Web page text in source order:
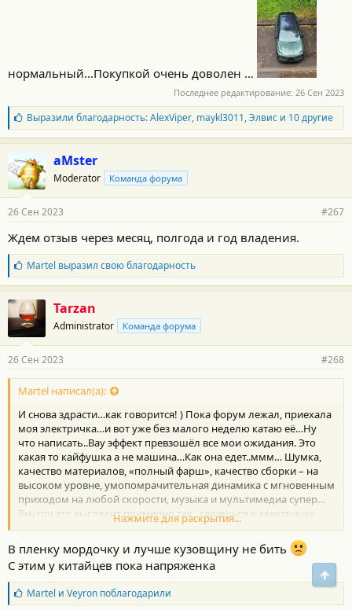
нормальный…Покупкой очень доволен …
Последнее редактирование: 26 Сен 2023
Б
л
а
о
д
а
н
с
т
и
:
Выразили благодарность:AlexViper, maykl3011,Элвиси 10 другие
aMster
Moderator Команда форума
26 Сен 2023 #267
Ждем отзыв через месяц, полгода и год владения.
Б
л
а
г
о
д
а
н
о
с
и
:
Martel выразил свою благодарность
Tarzan
Administrator Команда форума
26 Сен 2023 #268
Martel написал(а):
И снова здрасти…как говорится! ) Пока форум лежал, приехала
моя электричка…и вот уже без малого неделю катаю её…Ну
что написать..Вау эффект превзошёл все мои ожидания. Это
какая то кайфушка а не машина…Как она едет..ммм… Шумка,
качество материалов, «полный фарш», качество сборки – на
высоком уровне, умопомрачительная динамика с мгновенным
приходом на любой скорости, музыка и мультимедиа супер…
Внутри это выглядит примерно так.. садишься в электричку
закрываешь безрамочные двери и оказываешься в вакууме
без любых посторонних звуков ,начинаешь движение в такой
же тишине и даже при увеличении скорости особо лишних
звуков не появляется даже от колес (какая то специальная
резина Континенталь с шумопоглащением стоит) Едешь в
полной тишине и лишь качественная музыка Yamaha фоном
Нажмите для раскрытия...
В пленку мордочку и лучше кузовщину не бить
С этим у китайцев пока напряженка
Б
л
Martel и Veyronпоблагодарили